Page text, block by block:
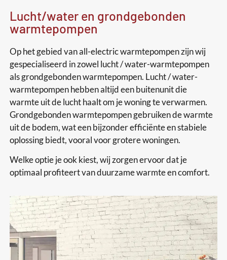
Lucht/water en grondgebonden
warmtepompen
Op het gebied van all-electric warmtepompen zijn wij
gespecialiseerd in zowel lucht / water-warmtepompen
als grondgebonden warmtepompen. Lucht / water-
warmtepompen hebben altijd een buitenunit die
warmte uit de lucht haalt om je woning te verwarmen.
Grondgebonden warmtepompen gebruiken de warmte
uit de bodem, wat een bijzonder efficiënte en stabiele
oplossing biedt, vooral voor grotere woningen.
Welke optie je ook kiest, wij zorgen ervoor dat je
optimaal profiteert van duurzame warmte en comfort.